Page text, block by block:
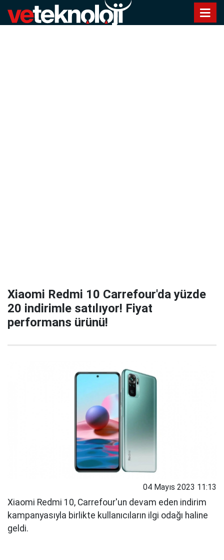
Xiaomi Redmi 10 Carrefour'da yüzde
20 indirimle satılıyor! Fiyat
performans ürünü!
04 Mayıs 2023 11:13
Xiaomi Redmi 10, Carrefour'un devam eden indirim
kampanyasıyla birlikte kullanıcıların ilgi odağı haline
geldi.